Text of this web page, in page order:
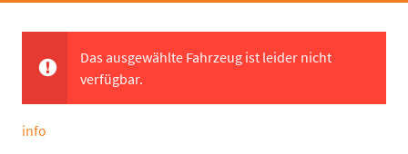
Das ausgewählte Fahrzeug ist leider nicht
verfügbar.
info